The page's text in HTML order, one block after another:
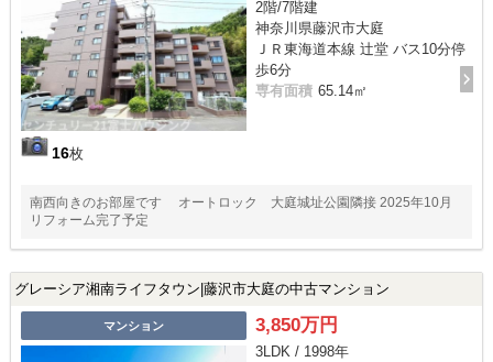
16枚
2階/7階建
神奈川県藤沢市大庭
ＪＲ東海道本線 辻堂 バス10分停
歩6分
専有面積 65.14㎡
南西向きのお部屋です オートロック 大庭城址公園隣接 2025年10月
リフォーム完了予定
グレーシア湘南ライフタウン|藤沢市大庭の中古マンション
マンション 3,850万円
3LDK / 1998年